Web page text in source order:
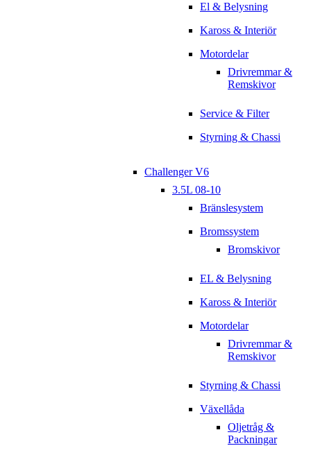
El & Belysning
Kaross & Interiör
Motordelar
Drivremmar &
Remskivor
Service & Filter
Styrning & Chassi
Challenger V6
3.5L 08-10
Bränslesystem
Bromssystem
Bromskivor
EL & Belysning
Kaross & Interiör
Motordelar
Drivremmar &
Remskivor
Styrning & Chassi
Växellåda
Oljetråg &
Packningar